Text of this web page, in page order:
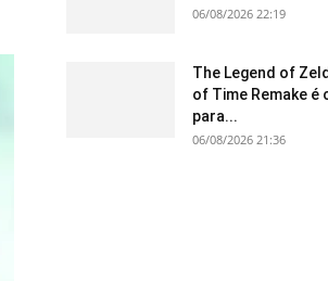
06/08/2026 22:19
The Legend of
of Time Remake é
para...
06/08/2026 21:36